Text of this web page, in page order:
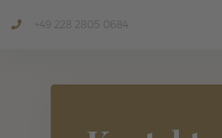
+49 228 2805 0684